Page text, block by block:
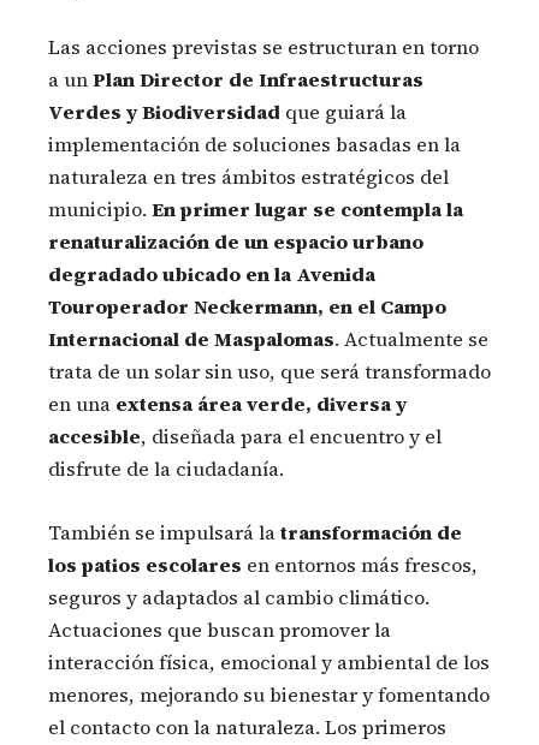
Las acciones previstas se estructuran en torno
a unPlan Director de Infraestructuras
Verdes y Biodiversidad que guiará la
implementación de soluciones basadas en la
naturaleza en tres ámbitos estratégicos del
municipio. En primer lugar se contempla la
renaturalización de un espacio urbano
degradado ubicado en la Avenida
Touroperador Neckermann, en el Campo
Internacional de Maspalomas. Actualmente se
trata de un solar sin uso, que será transformado
en una extensa área verde, diversa y
accesible, diseñada para el encuentro y el
disfrute de la ciudadanía.
También se impulsará latransformación de
los patios escolares en entornos más frescos,
seguros y adaptados al cambio climático.
Actuaciones que buscan promover la
interacción física, emocional y ambiental de los
menores, mejorando su bienestar y fomentando
el contacto con la naturaleza. Los primeros